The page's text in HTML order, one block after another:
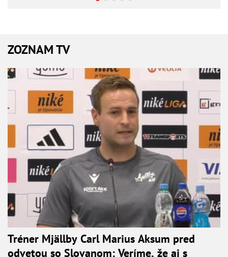
ZOZNAM TV
Tréner Mjällby Carl Marius Aksum pred
odvetou so Slovanom: Veríme, že aj s